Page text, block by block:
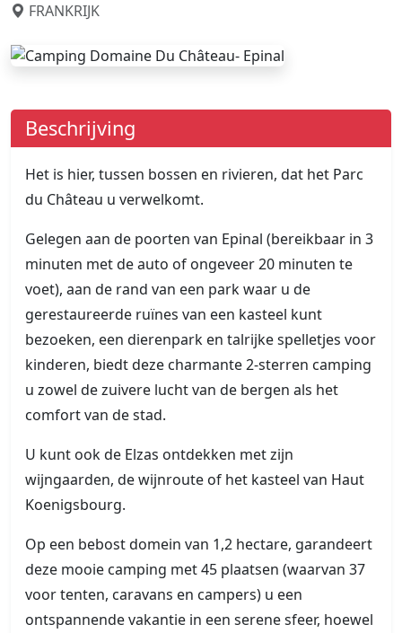
FRANKRIJK
Beschrijving
Het is hier, tussen bossen en rivieren, dat het Parc
du Château u verwelkomt.
Gelegen aan de poorten van Epinal (bereikbaar in 3
minuten met de auto of ongeveer 20 minuten te
voet), aan de rand van een park waar u de
gerestaureerde ruïnes van een kasteel kunt
bezoeken, een dierenpark en talrijke spelletjes voor
kinderen, biedt deze charmante 2-sterren camping
u zowel de zuivere lucht van de bergen als het
comfort van de stad.
U kunt ook de Elzas ontdekken met zijn
wijngaarden, de wijnroute of het kasteel van Haut
Koenigsbourg.
Op een bebost domein van 1,2 hectare, garandeert
deze mooie camping met 45 plaatsen (waarvan 37
voor tenten, caravans en campers) u een
ontspannende vakantie in een serene sfeer, hoewel